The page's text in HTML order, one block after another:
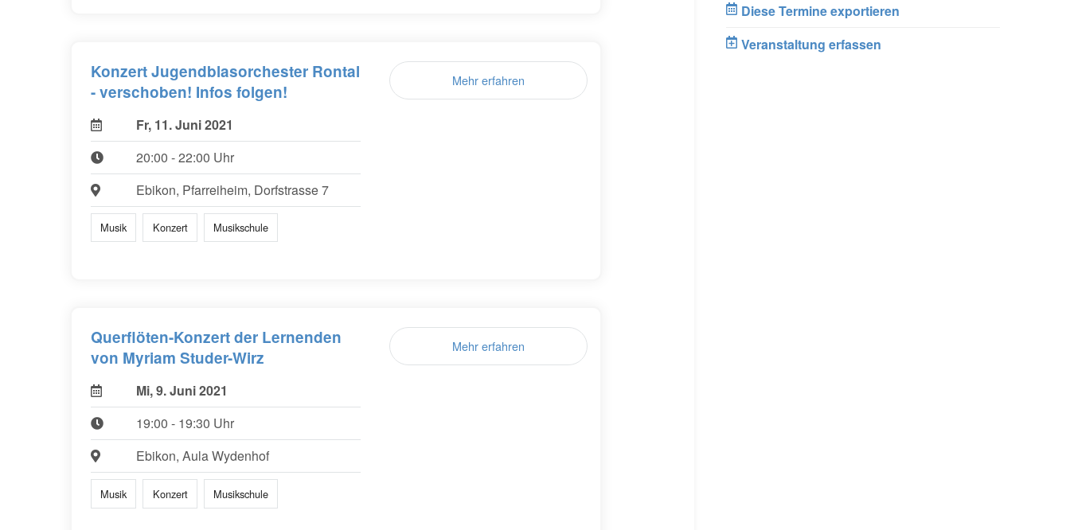
Konzert Jugendblasorchester Rontal
- verschoben! Infos folgen!
Fr, 11. Juni 2021
20:00 - 22:00 Uhr
Ebikon, Pfarreiheim, Dorfstrasse 7
Musik Konzert Musikschule
Mehr erfahren
Querflöten-Konzert der Lernenden
von Myriam Studer-Wirz
Mi, 9. Juni 2021
19:00 - 19:30 Uhr
Ebikon, Aula Wydenhof
Musik Konzert Musikschule
Mehr erfahren
Diese Termine exportieren
Veranstaltung erfassen